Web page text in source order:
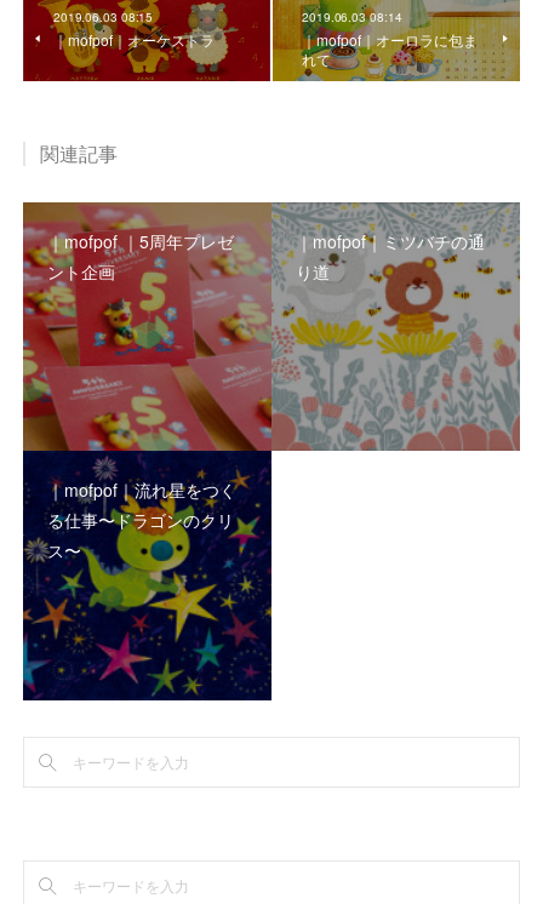
2019.06.03 08:15
｜mofpof｜オーケストラ
2019.06.03 08:14
｜mofpof｜オーロラに包ま
れて
関連記事
｜mofpof ｜5周年プレゼ
ント企画
｜mofpof｜ミツバチの通
り道
｜mofpof｜流れ星をつく
る仕事〜ドラゴンのクリ
ス〜